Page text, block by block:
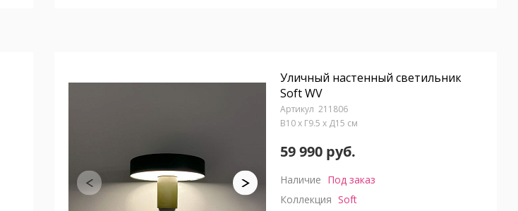
Уличный настенный светильник
Soft WV
211806
В10 x Г9.5 x Д15 см
59 990 руб.
Наличие Под заказ
Коллекция Soft